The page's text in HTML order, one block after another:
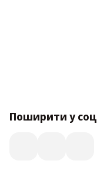
Поширити у